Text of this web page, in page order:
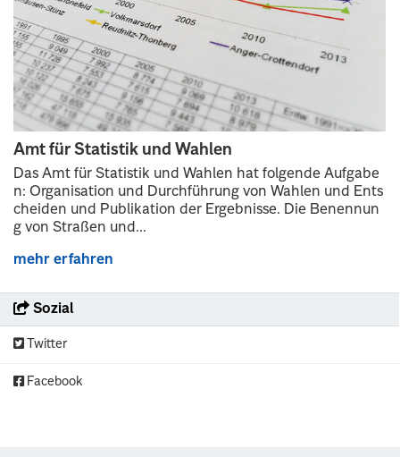
Amt für Statistik und Wahlen
Das Amt für Statistik und Wahlen hat folgende Aufgabe
n: Organisation und Durchführung von Wahlen und Ents
cheiden und Publikation der Ergebnisse. Die Benennun
g von Straßen und...
mehr erfahren
Sozial
Twitter
Facebook